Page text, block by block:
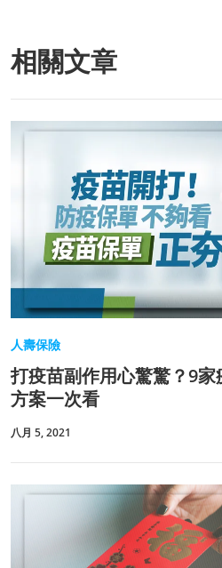
相關文章
人壽保險
打疫苗副作用心驚驚？9
方案一次看
八月 5, 2021